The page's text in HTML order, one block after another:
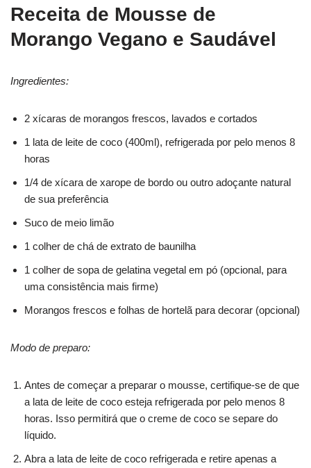
Receita de Mousse de
Morango Vegano e Saudável
Ingredientes:
2 xícaras de morangos frescos, lavados e cortados
1 lata de leite de coco (400ml), refrigerada por pelo menos 8
horas
1/4 de xícara de xarope de bordo ou outro adoçante natural
de sua preferência
Suco de meio limão
1 colher de chá de extrato de baunilha
1 colher de sopa de gelatina vegetal em pó (opcional, para
uma consistência mais firme)
Morangos frescos e folhas de hortelã para decorar (opcional)
Modo de preparo:
Antes de começar a preparar o mousse, certifique-se de que
a lata de leite de coco esteja refrigerada por pelo menos 8
horas. Isso permitirá que o creme de coco se separe do
líquido.
Abra a lata de leite de coco refrigerada e retire apenas a